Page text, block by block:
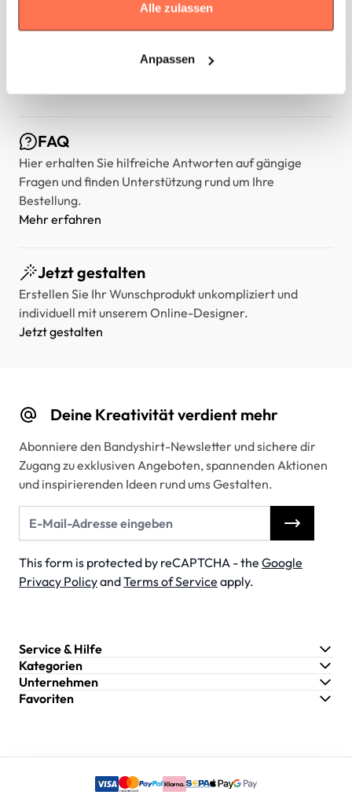
Alle zulassen
Anpassen
Falls Sie Fragen oder Wünsche haben, können Sie sich
jederzeit an uns wenden – wir unterstützen Sie gerne
FAQ
Hier erhalten Sie hilfreiche Antworten auf gängige
Fragen und finden Unterstützung rund um Ihre
Bestellung.
Mehr erfahren
Jetzt gestalten
Erstellen Sie Ihr Wunschprodukt unkompliziert und
individuell mit unserem Online-Designer.
Jetzt gestalten
Deine Kreativität verdient mehr
Abonniere den Bandyshirt-Newsletter und sichere dir
Zugang zu exklusiven Angeboten, spannenden Aktionen
und inspirierenden Ideen rund ums Gestalten.
This form is protected by reCAPTCHA - the Google
Privacy PolicyandTerms of Service apply.
Service & Hilfe
Kategorien
Unternehmen
Favoriten